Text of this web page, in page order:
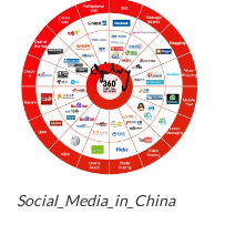
Social_Media_in_China